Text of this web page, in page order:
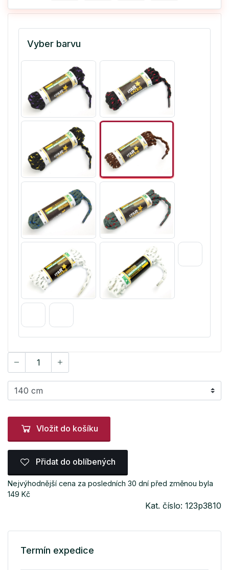
Vyber barvu
Vložit do košíku
Přidat do oblíbených
Nejvýhodnější cena za posledních 30 dní před změnou byla
149 Kč
Kat. číslo: 123p3810
Termín expedice